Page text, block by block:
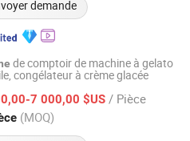
demande
de comptoir de machine à gelato
congélateur à crème glacée
7 000,00 $US / Pièce
(MOQ)
Manufacturing Co., Ltd.
Depuis 2010